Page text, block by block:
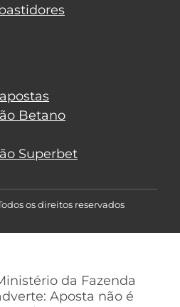
Betano
Superbet
os direitos reservados
da Fazenda
Aposta não é